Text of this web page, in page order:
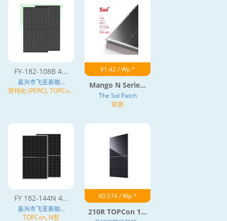
FY-182-108B 4...
嘉兴市飞亚新能...
背钝化 (PERC), TOPCon,
¥1.42 / Wp *
Mango N Serie...
The Sol Patch
双面
FY 182-144N 4...
嘉兴市飞亚新能...
TOPCon, N型
¥0.574 / Wp *
210R TOPCon 1...